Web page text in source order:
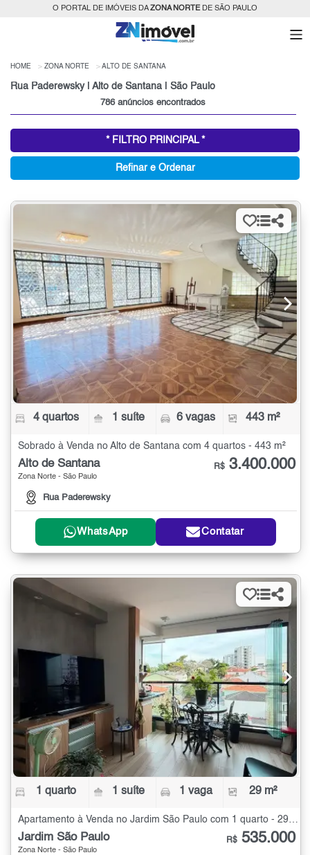
O PORTAL DE IMÓVEIS DAZONA NORTEDE SÃO PAULO
HOME ZONA NORTE ALTO DE SANTANA
Rua Paderewsky | Alto de Santana | São Paulo
786 anúncios encontrados
* FILTRO PRINCIPAL *
Refinar e Ordenar
4 quartos 1 suíte 6 vagas 443 m²
Sobrado à Venda no Alto de Santana com 4 quartos - 443 m²
Alto de Santana
Zona Norte - São Paulo
Rua Paderewsky
R$ 3.400.000
WhatsApp Contatar
1 quarto 1 suíte 1 vaga 29 m²
Jardim São Paulo
Zona Norte - São Paulo
R$ 535.000